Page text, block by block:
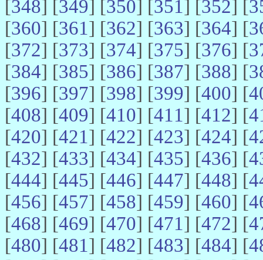
[348] [349] [350] [351] [352] [
[360] [361] [362] [363] [364] [
[372] [373] [374] [375] [376] [
[384] [385] [386] [387] [388] [
[396] [397] [398] [399] [400] [
[408] [409] [410] [411] [412] [
[420] [421] [422] [423] [424] [
[432] [433] [434] [435] [436] [
[444] [445] [446] [447] [448] [
[456] [457] [458] [459] [460] [
[468] [469] [470] [471] [472] [
[480] [481] [482] [483] [484] [